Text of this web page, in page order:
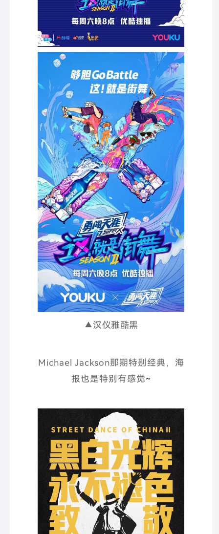
▲汉仪雅酷黑
Michael Jackson那期特别经典，海
报也是特别有感觉~